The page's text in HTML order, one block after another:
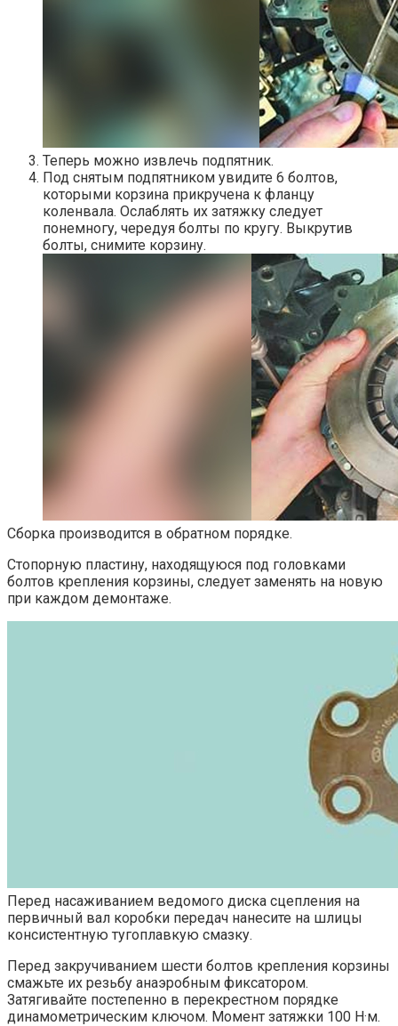
Теперь можно извлечь подпятник.
Под снятым подпятником увидите 6 болтов,
которыми корзина прикручена к фланцу
коленвала. Ослаблять их затяжку следует
понемногу, чередуя болты по кругу. Выкрутив
болты, снимите корзину.
Сборка производится в обратном порядке.
Стопорную пластину, находящуюся под головками
болтов крепления корзины, следует заменять на новую
при каждом демонтаже.
Перед насаживанием ведомого диска сцепления на
первичный вал коробки передач нанесите на шлицы
консистентную тугоплавкую смазку.
Перед закручиванием шести болтов крепления корзины
смажьте их резьбу анаэробным фиксатором.
Затягивайте постепенно в перекрестном порядке
динамометрическим ключом. Момент затяжки 100 Н·м.